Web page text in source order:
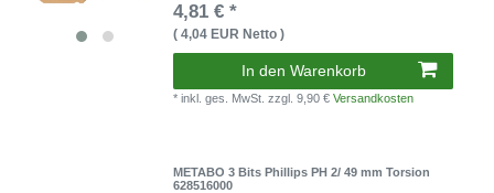
4,81 € *
( 4,04 EUR Netto )
In den Warenkorb
* inkl. ges. MwSt.zzgl. 9,90 €Versandkosten
METABO 3 Bits Phillips PH 2/ 49 mm Torsion
628516000